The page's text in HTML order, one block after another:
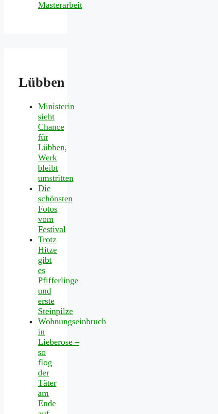
Masterarbeit
Lübben
Ministerin
sieht
Chance
für
Lübben,
Werk
bleibt
umstritten
Die
schönsten
Fotos
vom
Festival
Trotz
Hitze
gibt
es
Pfifferlinge
und
erste
Steinpilze
Wohnungseinbruch
in
Lieberose –
so
flog
der
Täter
am
Ende